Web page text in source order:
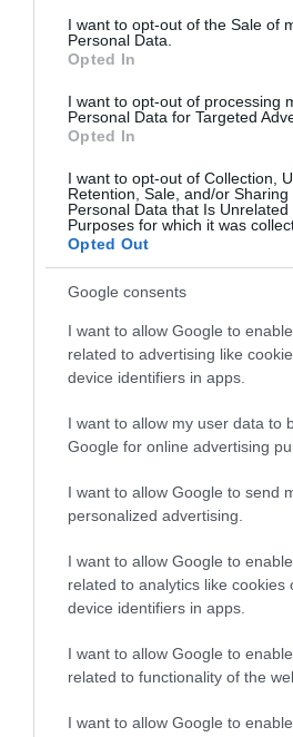
consent section.
I want to opt-out of the Sale of
Personal Data.
Opted In
I want to opt-out of processing
Personal Data for Targeted
Opted In
I want to opt-out of Collection,
Retention, Sale, and/or Sharing
Personal Data that Is Unrelated
Purposes for which it was
Opted Out
Google consents
I want to allow Google to
related to advertising like
device identifiers in apps.
I want to allow my user data to
Google for online advertising
I want to allow Google to send
personalized advertising.
I want to allow Google to
related to analytics like cookies
device identifiers in apps.
I want to allow Google to
related to functionality of the
I want to allow Google to
CRISTIANO RONALDO
“Muda o corpo de todas as
PRODUTOS E MARCAS
Conheça a programação de fim-
da colecção Savoy Signature
PRODUTOS E MARCAS
MSC Fantasia com 15
no Funchal para o Inverno